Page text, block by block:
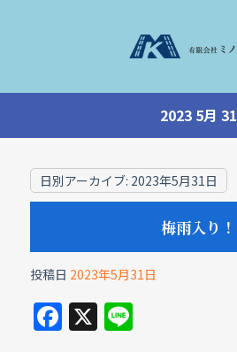
2023 5月 31
日別アーカイブ: 2023年5月31日
梅雨入り！
投稿日 2023年5月31日
F X Li